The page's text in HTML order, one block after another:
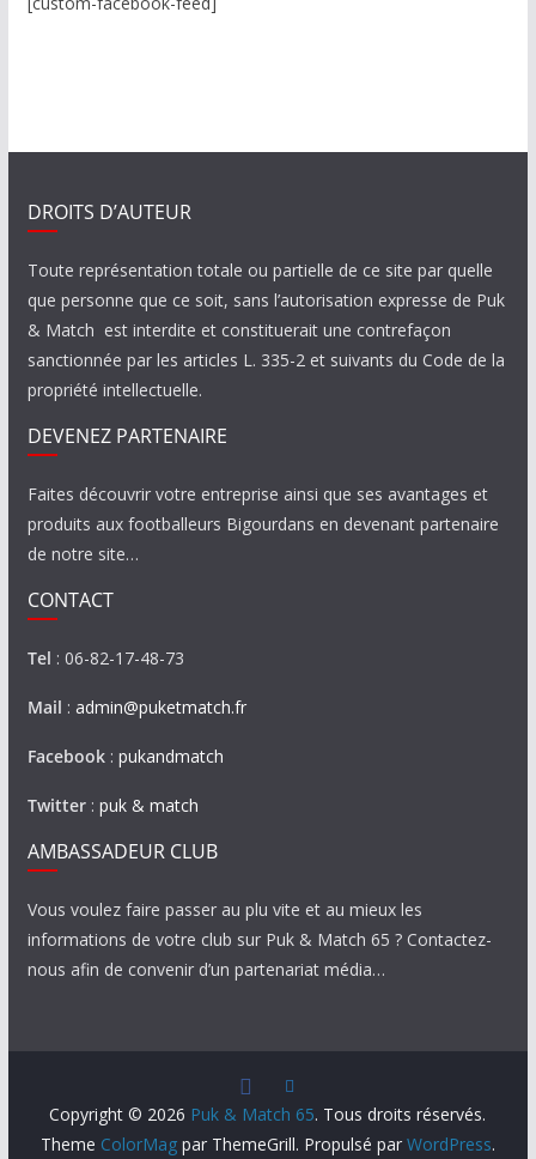
DROITS D’AUTEUR
Toute représentation totale ou partielle de ce site par quelle
que personne que ce soit, sans l’autorisation expresse de Puk
& Match est interdite et constituerait une contrefaçon
sanctionnée par les articles L. 335-2 et suivants du Code de la
propriété intellectuelle.
DEVENEZ PARTENAIRE
Faites découvrir votre entreprise ainsi que ses avantages et
produits aux footballeurs Bigourdans en devenant partenaire
de notre site…
CONTACT
Tel : 06-82-17-48-73
Mail : admin@puketmatch.fr
Facebook: pukandmatch
Twitter: puk & match
AMBASSADEUR CLUB
Vous voulez faire passer au plu vite et au mieux les
informations de votre club sur Puk & Match 65 ? Contactez-
nous afin de convenir d’un partenariat média…
Copyright © 2026 Puk & Match 65. Tous droits réservés.
Theme ColorMagpar ThemeGrill. Propulsé par WordPress.